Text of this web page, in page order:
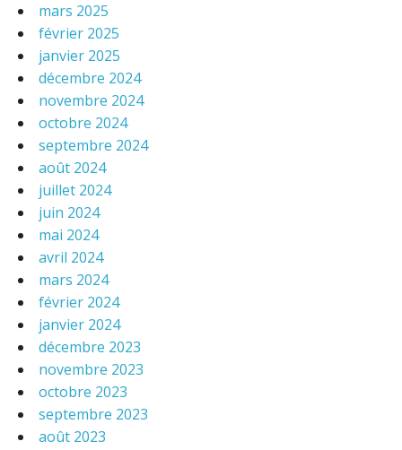
mars 2025
février 2025
janvier 2025
décembre 2024
novembre 2024
octobre 2024
septembre 2024
août 2024
juillet 2024
juin 2024
mai 2024
avril 2024
mars 2024
février 2024
janvier 2024
décembre 2023
novembre 2023
octobre 2023
septembre 2023
août 2023